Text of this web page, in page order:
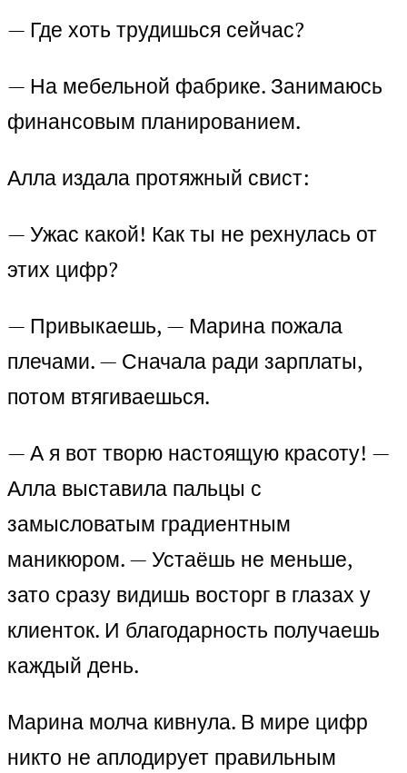
— Где хоть трудишься сейчас?
— На мебельной фабрике. Занимаюсь
финансовым планированием.
Алла издала протяжный свист:
— Ужас какой! Как ты не рехнулась от
этих цифр?
— Привыкаешь, — Марина пожала
плечами. — Сначала ради зарплаты,
потом втягиваешься.
— А я вот творю настоящую красоту! —
Алла выставила пальцы с
замысловатым градиентным
маникюром. — Устаёшь не меньше,
зато сразу видишь восторг в глазах у
клиенток. И благодарность получаешь
каждый день.
Марина молча кивнула. В мире цифр
никто не аплодирует правильным